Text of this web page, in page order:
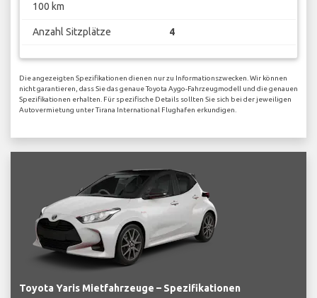
100 km
Anzahl Sitzplätze 4
Die angezeigten Spezifikationen dienen nur zu Informationszwecken. Wir können
nicht garantieren, dass Sie das genaue Toyota Aygo-Fahrzeugmodell und die genauen
Spezifikationen erhalten. Für spezifische Details sollten Sie sich bei der jeweiligen
Autovermietung unter Tirana International Flughafen erkundigen.
Toyota Yaris Mietfahrzeuge – Spezifikationen